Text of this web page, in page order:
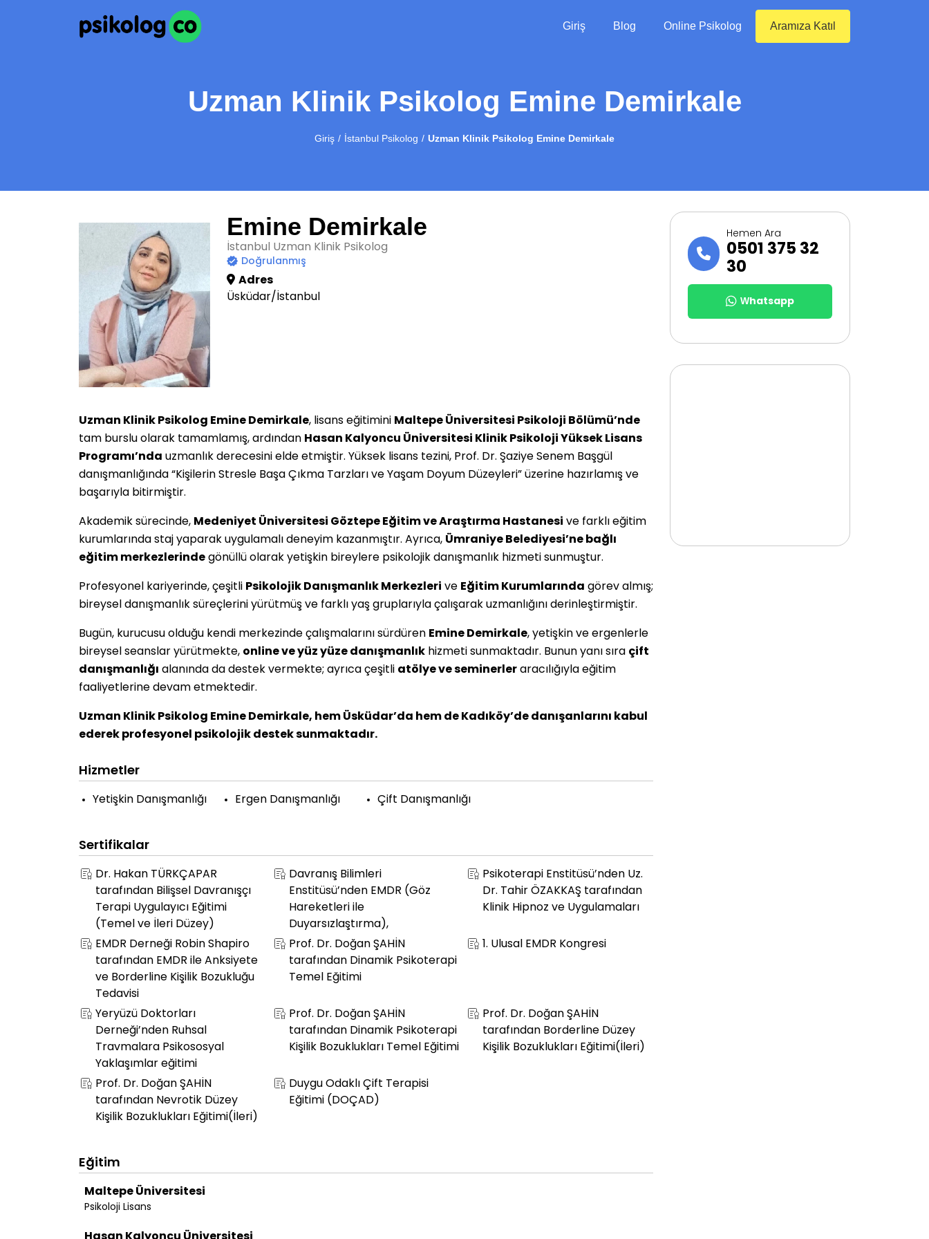
Giriş Blog Online Psikolog Aramıza Katıl
Uzman Klinik Psikolog Emine Demirkale
Giriş İstanbul Psikolog Uzman Klinik Psikolog Emine Demirkale
Emine Demirkale
İstanbul Uzman Klinik Psikolog
Doğrulanmış
Adres
Üsküdar/İstanbul
Uzman Klinik Psikolog Emine Demirkale, lisans eğitimini Maltepe Üniversitesi Psikoloji Bölümü’nde
tam burslu olarak tamamlamış, ardından Hasan Kalyoncu Üniversitesi Klinik Psikoloji Yüksek Lisans
Programı’nda uzmanlık derecesini elde etmiştir. Yüksek lisans tezini, Prof. Dr. Şaziye Senem Başgül
danışmanlığında “Kişilerin Stresle Başa Çıkma Tarzları ve Yaşam Doyum Düzeyleri” üzerine hazırlamış ve
başarıyla bitirmiştir.
Akademik sürecinde, Medeniyet Üniversitesi Göztepe Eğitim ve Araştırma Hastanesi ve farklı eğitim
kurumlarında staj yaparak uygulamalı deneyim kazanmıştır. Ayrıca, Ümraniye Belediyesi’ne bağlı
eğitim merkezlerinde gönüllü olarak yetişkin bireylere psikolojik danışmanlık hizmeti sunmuştur.
Profesyonel kariyerinde, çeşitli Psikolojik Danışmanlık Merkezleri ve Eğitim Kurumlarında görev almış;
bireysel danışmanlık süreçlerini yürütmüş ve farklı yaş gruplarıyla çalışarak uzmanlığını derinleştirmiştir.
Bugün, kurucusu olduğu kendi merkezinde çalışmalarını sürdüren Emine Demirkale, yetişkin ve ergenlerle
bireysel seanslar yürütmekte, online ve yüz yüze danışmanlık hizmeti sunmaktadır. Bunun yanı sıra çift
danışmanlığı alanında da destek vermekte; ayrıca çeşitli atölye ve seminerler aracılığıyla eğitim
faaliyetlerine devam etmektedir.
Uzman Klinik Psikolog Emine Demirkale, hem Üsküdar’da hem de Kadıköy’de danışanlarını kabul
ederek profesyonel psikolojik destek sunmaktadır.
Hizmetler
Yetişkin Danışmanlığı Ergen Danışmanlığı Çift Danışmanlığı
Sertifikalar
Dr. Hakan TÜRKÇAPAR
tarafından Bilişsel Davranışçı
Terapi Uygulayıcı Eğitimi
(Temel ve İleri Düzey)
Davranış Bilimleri
Enstitüsü’nden EMDR (Göz
Hareketleri ile
Duyarsızlaştırma),
Psikoterapi Enstitüsü’nden Uz.
Dr. Tahir ÖZAKKAŞ tarafından
Klinik Hipnoz ve Uygulamaları
EMDR Derneği Robin Shapiro
tarafından EMDR ile Anksiyete
ve Borderline Kişilik Bozukluğu
Tedavisi
Prof. Dr. Doğan ŞAHİN
tarafından Dinamik Psikoterapi
Temel Eğitimi
1. Ulusal EMDR Kongresi
Yeryüzü Doktorları
Derneği’nden Ruhsal
Travmalara Psikososyal
Yaklaşımlar eğitimi
Prof. Dr. Doğan ŞAHİN
tarafından Dinamik Psikoterapi
Kişilik Bozuklukları Temel Eğitimi
Prof. Dr. Doğan ŞAHİN
tarafından Borderline Düzey
Kişilik Bozuklukları Eğitimi(İleri)
Prof. Dr. Doğan ŞAHİN
tarafından Nevrotik Düzey
Kişilik Bozuklukları Eğitimi(İleri)
Duygu Odaklı Çift Terapisi
Eğitimi (DOÇAD)
Eğitim
Maltepe Üniversitesi
Psikoloji Lisans
Hemen Ara
0501 375 32
30
Whatsapp